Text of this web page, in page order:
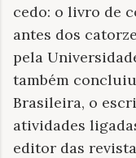
cedo: o livro de
antes dos
pela
também
Brasileira, o
atividades
editor das